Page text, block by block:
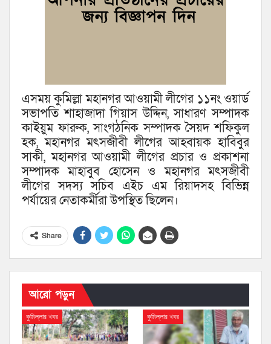
এসময় কুমিল্লা মহানগর আওয়ামী লীগের ১১নং ওয়ার্ড
সভাপতি শাহাজাদা গিয়াস উদ্দিন, সাধারণ সম্পাদক
কাইয়ুম ফারুক, সাংগঠনিক সম্পাদক সৈয়দ শফিকুল
হক, মহানগর মৎসজীবী লীগের আহবায়ক হাবিবুর
সাকী, মহানগর আওয়ামী লীগের প্রচার ও প্রকাশনা
সম্পাদক মাহাবুব হোসেন ও মহানগর মৎসজীবী
লীগের সদস্য সচিব এইচ এম রিয়াদসহ বিভিন্ন
পর্যায়ের নেতাকর্মীরা উপস্থিত ছিলেন।
Share
আরো পড়ুন
কুমিল্লার খবর কুমিল্লার খবর